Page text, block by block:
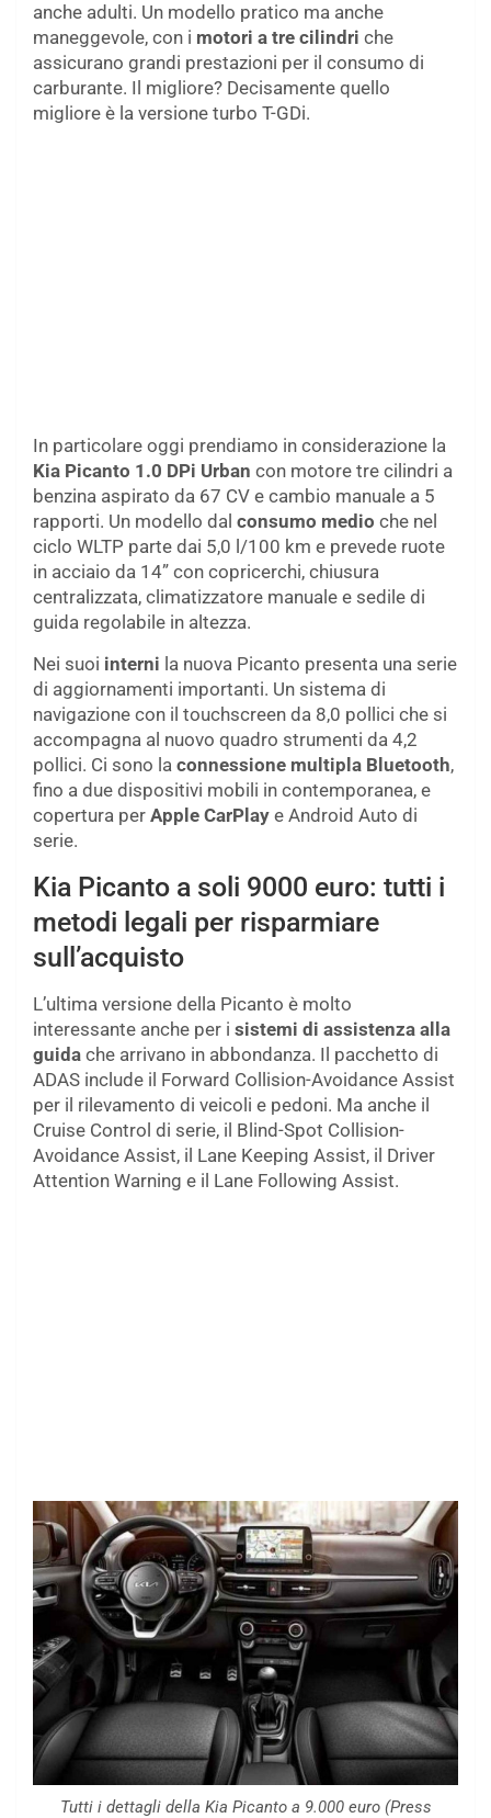
anche adulti. Un modello pratico ma anche
maneggevole, con i motori a tre cilindri che
assicurano grandi prestazioni per il consumo di
carburante. Il migliore? Decisamente quello
migliore è la versione turbo T-GDi.
In particolare oggi prendiamo in considerazione la
Kia Picanto 1.0 DPi Urban con motore tre cilindri a
benzina aspirato da 67 CV e cambio manuale a 5
rapporti. Un modello dal consumo medio che nel
ciclo WLTP parte dai 5,0 l/100 km e prevede ruote
in acciaio da 14” con copricerchi, chiusura
centralizzata, climatizzatore manuale e sedile di
guida regolabile in altezza.
Nei suoi interni la nuova Picanto presenta una serie
di aggiornamenti importanti. Un sistema di
navigazione con il touchscreen da 8,0 pollici che si
accompagna al nuovo quadro strumenti da 4,2
pollici. Ci sono la connessione multipla Bluetooth,
fino a due dispositivi mobili in contemporanea, e
copertura per Apple CarPlay e Android Auto di
serie.
Kia Picanto a soli 9000 euro: tutti i
metodi legali per risparmiare
sull’acquisto
L’ultima versione della Picanto è molto
interessante anche per i sistemi di assistenza alla
guida che arrivano in abbondanza. Il pacchetto di
ADAS include il Forward Collision-Avoidance Assist
per il rilevamento di veicoli e pedoni. Ma anche il
Cruise Control di serie, il Blind-Spot Collision-
Avoidance Assist, il Lane Keeping Assist, il Driver
Attention Warning e il Lane Following Assist.
Tutti i dettagli della Kia Picanto a 9.000 euro (Press